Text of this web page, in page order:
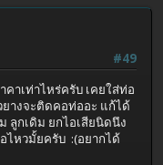
#49
าเท่าไหร่ครับ เคยใส่ท่อ
ยางจะติดคอท่ออะ แก้ได้
ลูกเดิม ยกไอเสียนิดนึง
ไหวมั้ยครับ :(อยากได้